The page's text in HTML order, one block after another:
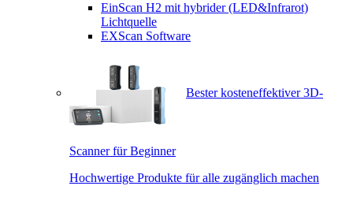
EinScan H2 mit hybrider (LED&Infrarot)
Lichtquelle
EXScan Software
Bester kosteneffektiver 3D-
Scanner für Beginner
Hochwertige Produkte für alle zugänglich machen